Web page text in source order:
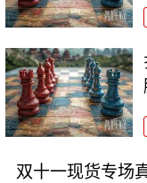
双十一现货专场